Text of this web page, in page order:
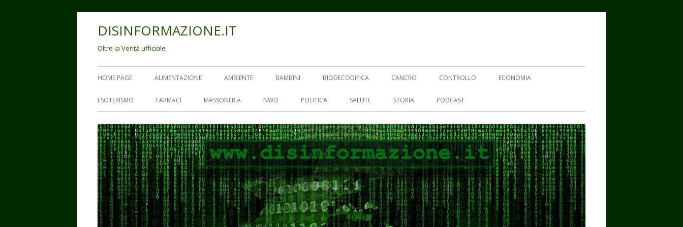
DISINFORMAZIONE.IT
Oltre la Verità ufficiale
Menu
principale
HOME PAGE ALIMENTAZIONE AMBIENTE BAMBINI BIODECODIFICA CANCRO CONTROLLO ECONOMIA
ESOTERISMO FARMACI MASSONERIA NWO POLITICA SALUTE STORIA PODCAST